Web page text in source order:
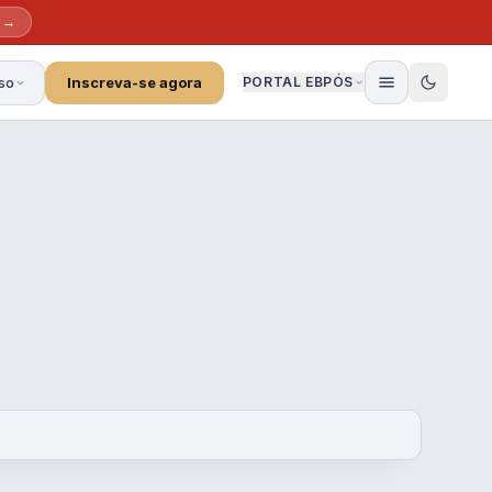
→
Inscreva-se agora PORTAL EBPÓS